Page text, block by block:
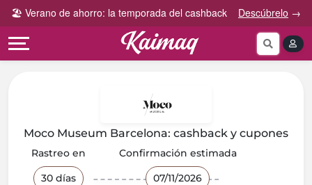
🏖️ Verano de ahorro: la temporada del cashback Descúbrelo →
Categorías
por
categoría
Gana
más
y
Gana
Guía
rápida
funciona
Contáctanos
Moco Museum Barcelona: cashback y cupones
Rastreo en
30 días
Confirmación estimada
07/11/2026